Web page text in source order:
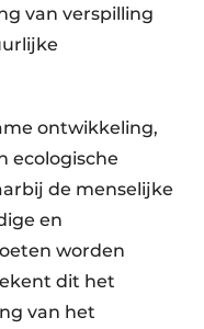
van verspilling
ontwikkeling,
ecologische
de menselijke
en
worden
dit het
van het